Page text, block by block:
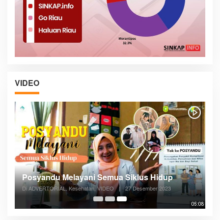
VIDEO
05:08
Posyandu Melayani Semua Siklus Hidup
Di ADVERTORIAL, Kesehatan, VIDEO | 27 Desember 2023